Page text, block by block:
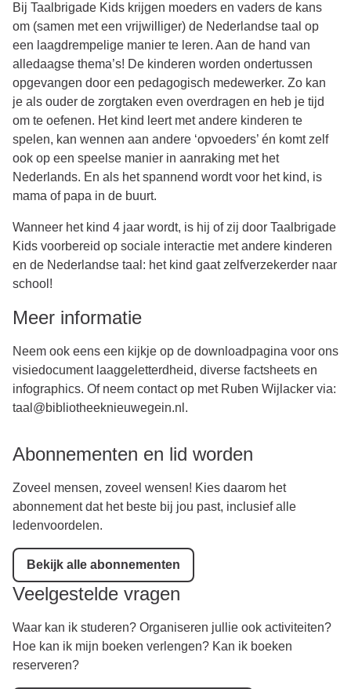
Bij Taalbrigade Kids krijgen moeders en vaders de kans
om (samen met een vrijwilliger) de Nederlandse taal op
een laagdrempelige manier te leren. Aan de hand van
alledaagse thema’s! De kinderen worden ondertussen
opgevangen door een pedagogisch medewerker. Zo kan
je als ouder de zorgtaken even overdragen en heb je tijd
om te oefenen. Het kind leert met andere kinderen te
spelen, kan wennen aan andere ‘opvoeders’ én komt zelf
ook op een speelse manier in aanraking met het
Nederlands. En als het spannend wordt voor het kind, is
mama of papa in de buurt.
Wanneer het kind 4 jaar wordt, is hij of zij door Taalbrigade
Kids voorbereid op sociale interactie met andere kinderen
en de Nederlandse taal: het kind gaat zelfverzekerder naar
school!
Meer informatie
Neem ook eens een kijkje op de downloadpagina voor ons
visiedocument laaggeletterdheid, diverse factsheets en
infographics. Of neem contact op met Ruben Wijlacker via:
taal@bibliotheeknieuwegein.nl .
Abonnementen en lid worden
Zoveel mensen, zoveel wensen! Kies daarom het
abonnement dat het beste bij jou past, inclusief alle
ledenvoordelen.
Bekijk alle abonnementen
Veelgestelde vragen
Waar kan ik studeren? Organiseren jullie ook activiteiten?
Hoe kan ik mijn boeken verlengen? Kan ik boeken
reserveren?